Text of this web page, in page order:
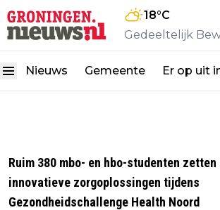
18°C
Gedeeltelijk
Nieuws Gemeente Er op uit
Ruim 380 mbo- en hbo-studenten
innovatieve zorgoplossingen tijdens
Gezondheidschallenge Health Noord